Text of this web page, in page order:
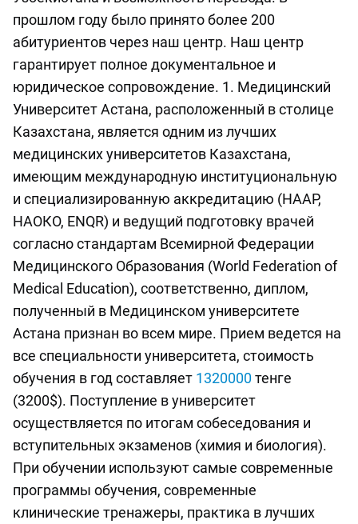
прошлом году было принято более 200
абитуриентов через наш центр. Наш центр
гарантирует полное документальное и
юридическое сопровождение. 1. Медицинский
Университет Астана, расположенный в столице
Казахстана, является одним из лучших
медицинских университетов Казахстана,
имеющим международную институциональную
и специализированную аккредитацию (НААР,
НАОКО, ENQR) и ведущий подготовку врачей
согласно стандартам Всемирной Федерации
Медицинского Образования (World Federation of
Medical Education), соответственно, диплом,
полученный в Медицинском университете
Астана признан во всем мире. Прием ведется на
все специальности университета, стоимость
обучения в год составляет 1320000тенге
(3200$). Поступление в университет
осуществляется по итогам собеседования и
вступительных экзаменов (химия и биология).
При обучении используют самые современные
программы обучения, современные
клинические тренажеры, практика в лучших